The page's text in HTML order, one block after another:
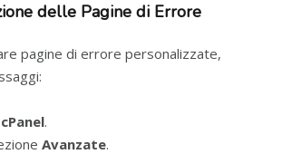
delle Pagine di Errore
pagine di errore personalizzate,
cPanel.
Avanzate.